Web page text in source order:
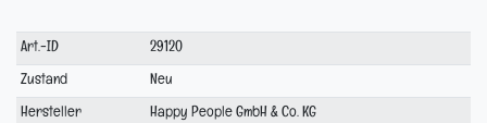
Technisches
Wert
Art.-ID 29120
Zustand Neu
Hersteller Happy People GmbH & Co. KG